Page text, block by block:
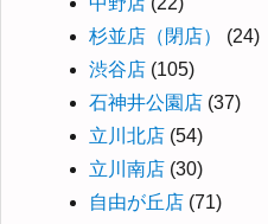
杉並店（閉店）
(24)
渋谷店 (105)
石神井公園店 (37)
立川北店 (54)
立川南店 (30)
自由が丘店 (71)